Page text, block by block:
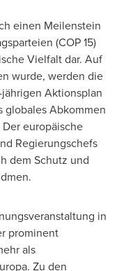
einen Meilenstein
(COP 15)
Vielfalt dar. Auf
wurde, werden die
Aktionsplan
Abkommen
europäische
Regierungschefs
dem Schutz und
in
prominent
als
Zu den